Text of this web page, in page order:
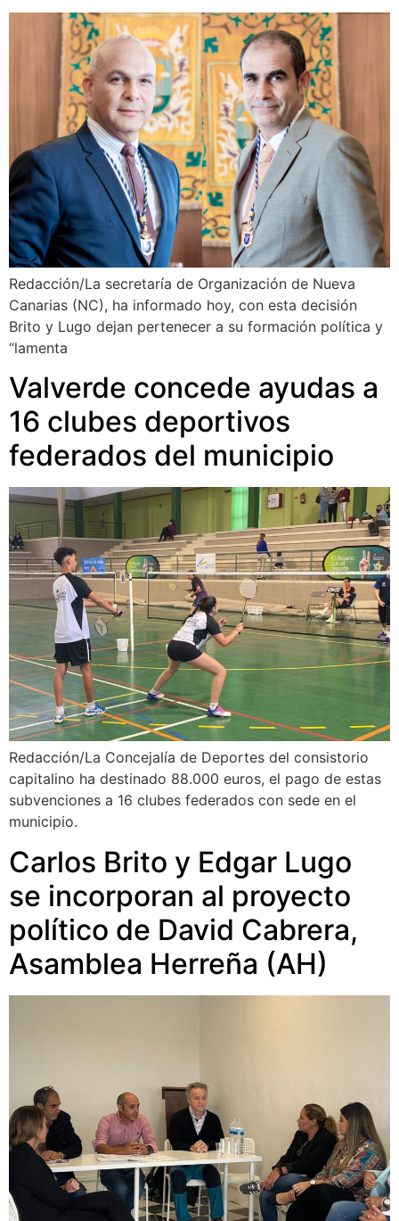
Redacción/La secretaría de Organización de Nueva
Canarias (NC), ha informado hoy, con esta decisión
Brito y Lugo dejan pertenecer a su formación política y
“lamenta
Valverde concede ayudas a
16 clubes deportivos
federados del municipio
Redacción/La Concejalía de Deportes del consistorio
capitalino ha destinado 88.000 euros, el pago de estas
subvenciones a 16 clubes federados con sede en el
municipio.
Carlos Brito y Edgar Lugo
se incorporan al proyecto
político de David Cabrera,
Asamblea Herreña (AH)